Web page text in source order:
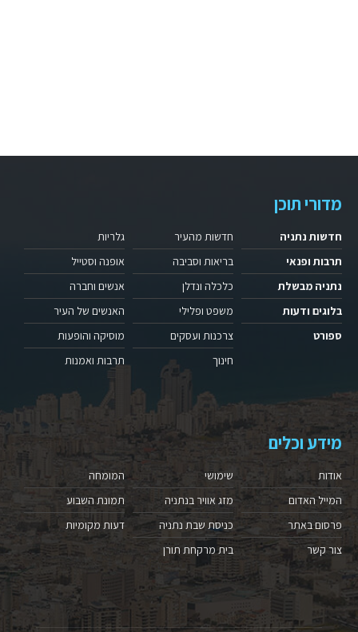
מדורי תוכן
חדשות נתניה
תרבות ופנאי
נתניה מבשלת
בלוגים ודעות
ספורט
חדשות מהעיר
בריאות וסביבה
כלכלה ונדלן
משפט ופלילי
צרכנות ועסקים
חינוך
גלריות
אופנה וסטייל
אנשים וחברה
האנשים של העיר
מוסיקה והופעות
תרבות ואמנות
מידע וכלים
אודות
המייל האדום
פרסום באתר
צור קשר
שימושי
מזג אוויר בנתניה
כניסת שבת נתניה
בית מרקחת תורן
המומחה
תמונת השבוע
דעות מקומיות